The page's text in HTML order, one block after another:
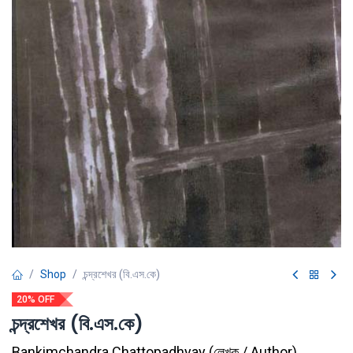
Shop চন্দ্রশেখর (বি.এস.কে)
20% OFF
চন্দ্রশেখর (বি.এস.কে)